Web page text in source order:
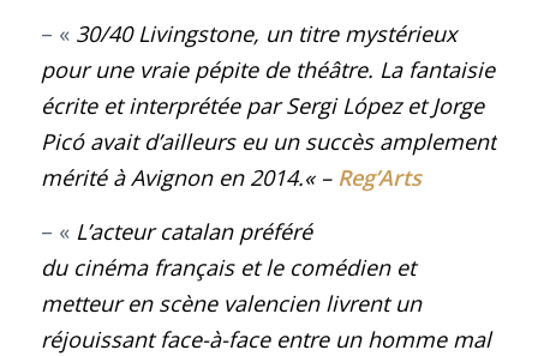
– « 30/40 Livingstone, un titre mystérieux
pour une vraie pépite de théâtre. La fantaisie
écrite et interprétée par Sergi López et Jorge
Picó avait d’ailleurs eu un succès amplement
mérité à Avignon en 2014.« – Reg’Arts
– « L’acteur catalan préféré
du cinéma français et le comédien et
metteur en scène valencien livrent un
réjouissant face-à-face entre un homme mal